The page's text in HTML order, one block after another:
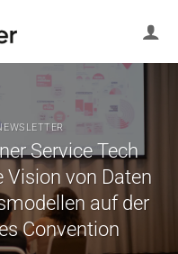
Service Tech
von Daten
auf der
Convention